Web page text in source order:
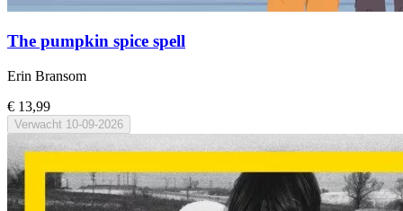
The pumpkin spice spell
Erin Bransom
€ 13,99
Verwacht 10-09-2026